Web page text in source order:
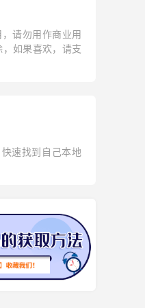
请勿用作商业用
如果喜欢，请支
速找到自己本地